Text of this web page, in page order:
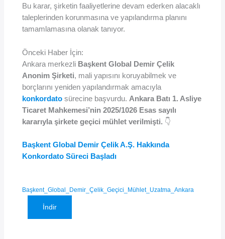
Bu karar, şirketin faaliyetlerine devam ederken alacaklı
taleplerinden korunmasına ve yapılandırma planını
tamamlamasına olanak tanıyor.
Önceki Haber İçin:
Ankara merkezli Başkent Global Demir Çelik
Anonim Şirketi, mali yapısını koruyabilmek ve
borçlarını yeniden yapılandırmak amacıyla
konkordato sürecine başvurdu. Ankara Batı 1. Asliye
Ticaret Mahkemesi’nin 2025/1026 Esas sayılı
kararıyla şirkete geçici mühlet verilmişti. 👇
Başkent Global Demir Çelik A.Ş. Hakkında
Konkordato Süreci Başladı
Başkent_Global_Demir_Çelik_Geçici_Mühlet_Uzatma_Ankara
İndir